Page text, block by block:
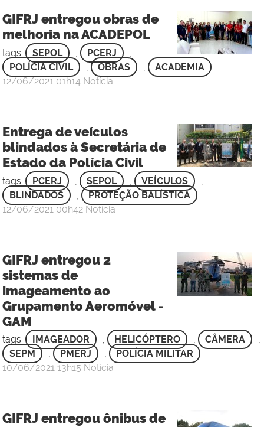
Silva
Fonseca
-
Maj
GIFRJ entregou obras de
melhoria na ACADEPOL
tags: SEPOL , PCERJ
,
POLÍCIA CIVIL
, OBRAS ,
ACADEMIA
por
Silva
Fonseca
-
Maj
publicado
12/06/2021 01h14 Notícia
Entrega de veículos
blindados à Secretária de
Estado da Polícia Civil
tags: PCERJ SEPOL VEÍCULOS
BLINDADOS
PROTEÇÃO BALÍSTICA
por
Oliveira
Carneiro
-
3
Sgt
publicado
12/06/2021 00h42 Notícia
GIFRJ entregou 2
sistemas de
imageamento ao
Grupamento Aeromóvel -
GAM
tags: IMAGEADOR , HELICÓPTERO , CÂMERA
,
SEPM
, PMERJ ,
POLÍCIA MILITAR
por
Oliveira
publicado
10/06/2021 13h15 Notícia
GIFRJ entregou ônibus de